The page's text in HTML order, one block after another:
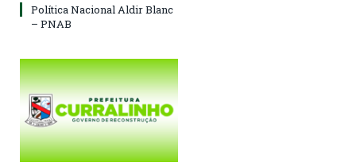
Política Nacional Aldir Blanc
– PNAB